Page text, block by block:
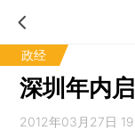
政经
深圳年内
2012年03月27日